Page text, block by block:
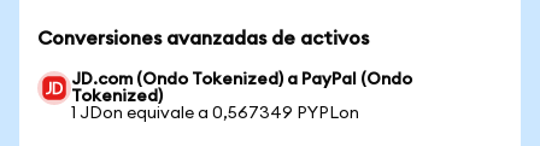
Conversiones avanzadas de activos
JD.com (Ondo Tokenized) a PayPal (Ondo
Tokenized)
1 JDon equivale a 0,567349 PYPLon